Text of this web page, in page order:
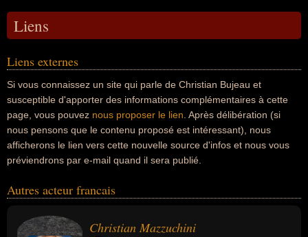
Liens
Liens externes
Si vous connaissez un site qui parle de Christian Bujeau et
susceptible d'apporter des informations complémentaires à cette
page, vous pouvez nous proposer le lien . Après délibération (si
nous pensons que le contenu proposé est intéressant), nous
afficherons le lien vers cette nouvelle source d'infos et nous vous
préviendrons par e-mail quand il sera publié.
Autres acteur francais
Christian Mazzuchini